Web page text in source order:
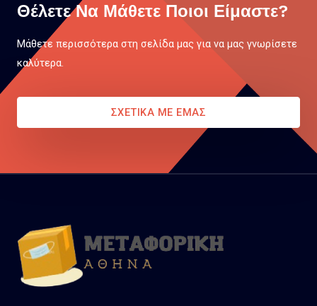
Θέλετε Να Μάθετε Ποιοι Είμαστε?
Μάθετε περισσότερα στη σελίδα μας για να μας γνωρίσετε
καλύτερα.
ΣΧΕΤΙΚΑ ΜΕ ΕΜΑΣ